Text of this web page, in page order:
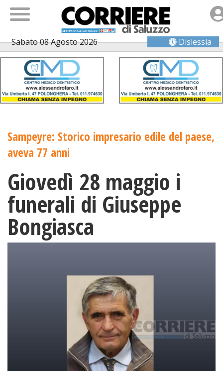
Sabato 08 Agosto 2026 Dislessia
Sampeyre: Storico impresario edile del paese,
aveva 77 anni
Giovedì 28 maggio i
funerali di Giuseppe
Bongiasca